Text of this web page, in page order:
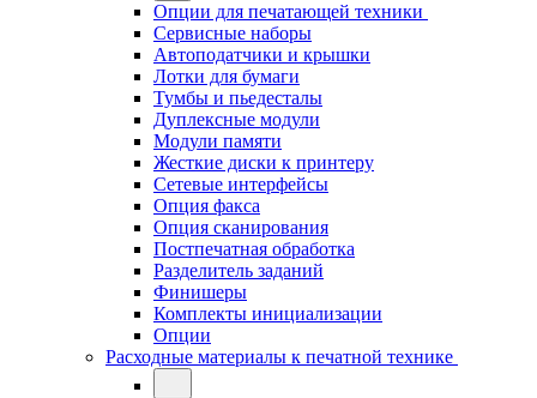
Опции для печатающей техники
Сервисные наборы
Автоподатчики и крышки
Лотки для бумаги
Тумбы и пьедесталы
Дуплексные модули
Модули памяти
Жесткие диски к принтеру
Сетевые интерфейсы
Опция факса
Опция сканирования
Постпечатная обработка
Разделитель заданий
Финишеры
Комплекты инициализации
Опции
Расходные материалы к печатной технике